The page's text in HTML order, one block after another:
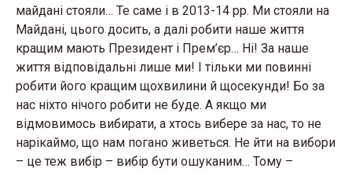
майдані стояли… Те саме і в 2013-14 рр. Ми стояли на
Майдані, цього досить, а далі робити наше життя
кращим мають Президент і Прем’єр… Ні! За наше
життя відповідальні лише ми! І тільки ми повинні
робити його кращим щохвилини й щосекунди! Бо за
нас ніхто нічого робити не буде. А якщо ми
відмовимось вибирати, а хтось вибере за нас, то не
нарікаймо, що нам погано живеться. Не йти на вибори
– це теж вибір – вибір бути ошуканим… Тому –